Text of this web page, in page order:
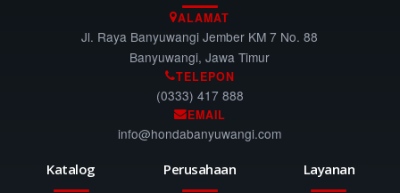
ALAMAT
Jl. Raya Banyuwangi Jember KM 7 No. 88
Banyuwangi, Jawa Timur
TELEPON
(0333) 417 888
EMAIL
info@hondabanyuwangi.com
Katalog
Perusahaan Layanan